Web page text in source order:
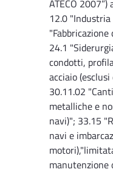
ATECO
12.0
24.1
condotti,
acciaio
30.11.02
metalliche e
navi)"; 33.15
navi e
manutenzione